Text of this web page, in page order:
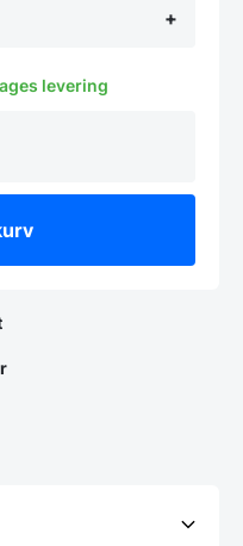
+
levering